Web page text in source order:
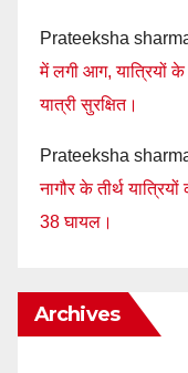
Prateeksha
में लगी आग, यात्रियों
यात्री सुरक्षित।
Prateeksha
नागौर के तीर्थ
38 घायल।
Archives